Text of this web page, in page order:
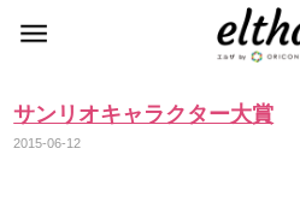
サンリオキャラクター大賞
2015-06-12